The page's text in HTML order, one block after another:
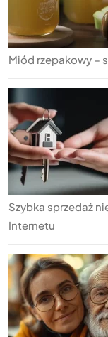
Miód rzepakowy –
Szybka sprzedaż
Internetu